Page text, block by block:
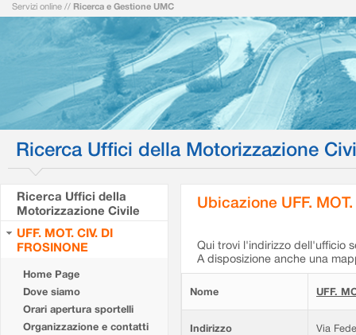
Servizi online // Ricerca e Gestione UMC
Ricerca Uffici della Motorizzazione
Ricerca Uffici della
Motorizzazione Civile
UFF. MOT. CIV. DI
FROSINONE
Home Page
Dove siamo
Orari apertura sportelli
Organizzazione e contatti
Ubicazione UFF.
Qui trovi l'indirizzo dell'ufficio
A disposizione anche una
Nome UFF.
Indirizzo Via